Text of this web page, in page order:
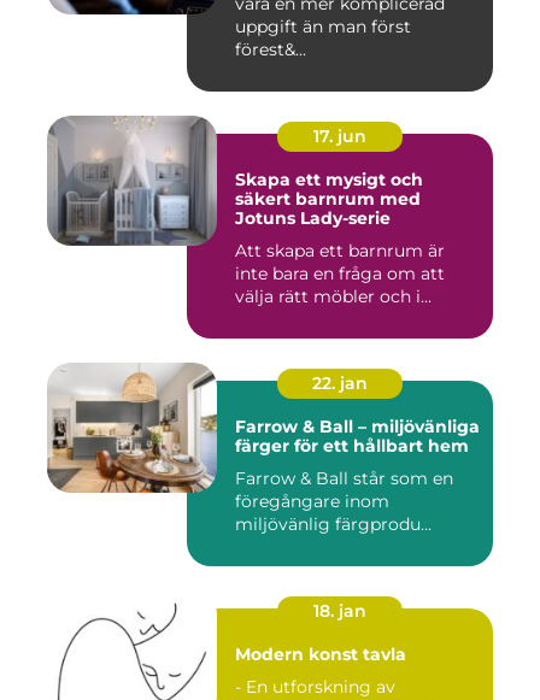
uppgift än man först
förest&...
17. jun
Skapa ett mysigt och
säkert barnrum med
Jotuns Lady-serie
Att skapa ett barnrum är
inte bara en fråga om att
välja rätt möbler och i...
22. jan
Farrow & Ball – miljövänliga
färger för ett hållbart hem
Farrow & Ball står som en
föregångare inom
miljövänlig färgprodu...
18. jan
Modern konst tavla
- En utforskning av